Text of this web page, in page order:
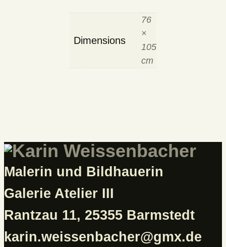
Dimensions
76
×
105
cm
Malerin und Bildhauerin
Galerie Atelier III
Rantzau 11, 25355 Barmstedt
karin.weissenbacher@gmx.de